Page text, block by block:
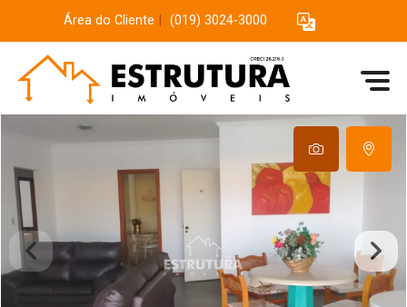
Área do Cliente (019) 3024-3000